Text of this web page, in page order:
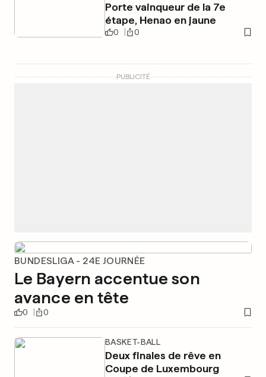
Porte vainqueur de la 7e
étape, Henao en jaune
0 0
PUBLICITÉ
BUNDESLIGA - 24E JOURNÉE
Le Bayern accentue son
avance en tête
0 0
BASKET-BALL
Deux finales de rêve en
Coupe de Luxembourg